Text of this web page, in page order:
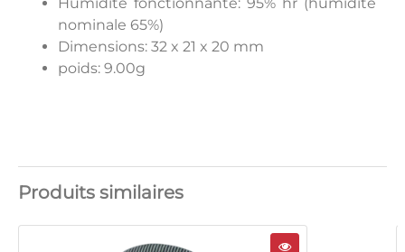
nominale 65%)
Dimensions: 32 x 21 x 20 mm
poids: 9.00g
Produits similaires